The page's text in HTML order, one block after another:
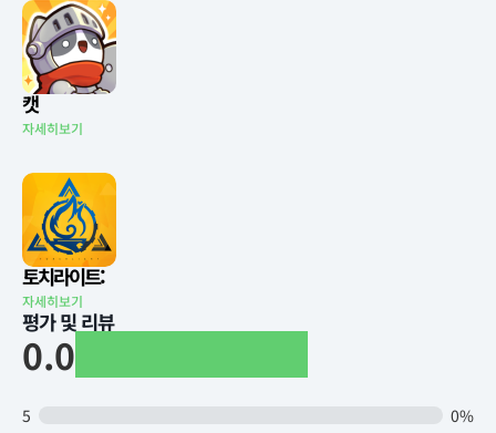
캣
자세히보기
토치라이트:
자세히보기
평가 및 리뷰
0.0
5
0%